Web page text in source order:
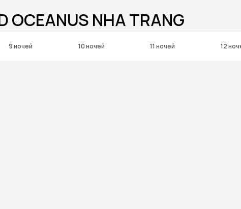
NHA TRANG
9 ночей 10 ночей 11 ночей 12